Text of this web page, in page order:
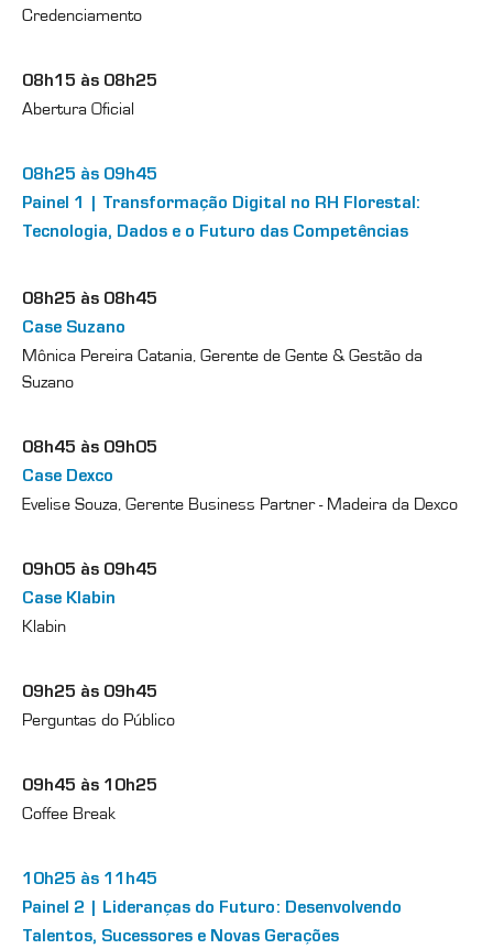
Credenciamento
08h15 às 08h25
Abertura Oficial
08h25 às 09h45
Painel 1 | Transformação Digital no RH Florestal:
Tecnologia, Dados e o Futuro das Competências
08h25 às 08h45
Case Suzano
Mônica Pereira Catania, Gerente de Gente & Gestão da
Suzano
08h45 às 09h05
Case Dexco
Evelise Souza, Gerente Business Partner - Madeira da Dexco
09h05 às 09h45
Case Klabin
Klabin
09h25 às 09h45
Perguntas do Público
09h45 às 10h25
Coffee Break
10h25 às 11h45
Painel 2 | Lideranças do Futuro: Desenvolvendo
Talentos, Sucessores e Novas Gerações